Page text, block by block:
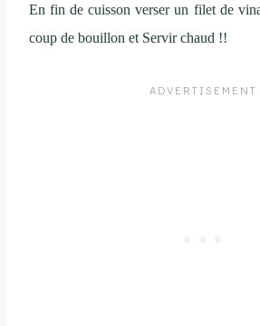
En fin de cuisson verser un filet de
coup de bouillon et Servir chaud !!